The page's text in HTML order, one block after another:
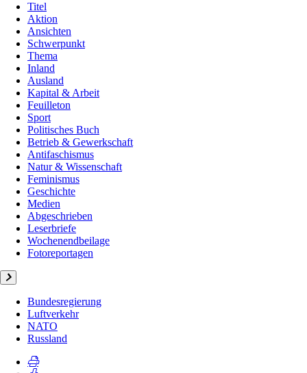
Titel
Aktion
Ansichten
Schwerpunkt
Thema
Inland
Ausland
Kapital & Arbeit
Feuilleton
Sport
Politisches Buch
Betrieb & Gewerkschaft
Antifaschismus
Natur & Wissenschaft
Feminismus
Geschichte
Medien
Abgeschrieben
Leserbriefe
Wochenendbeilage
Fotoreportagen
Bundesregierung
Luftverkehr
NATO
Russland